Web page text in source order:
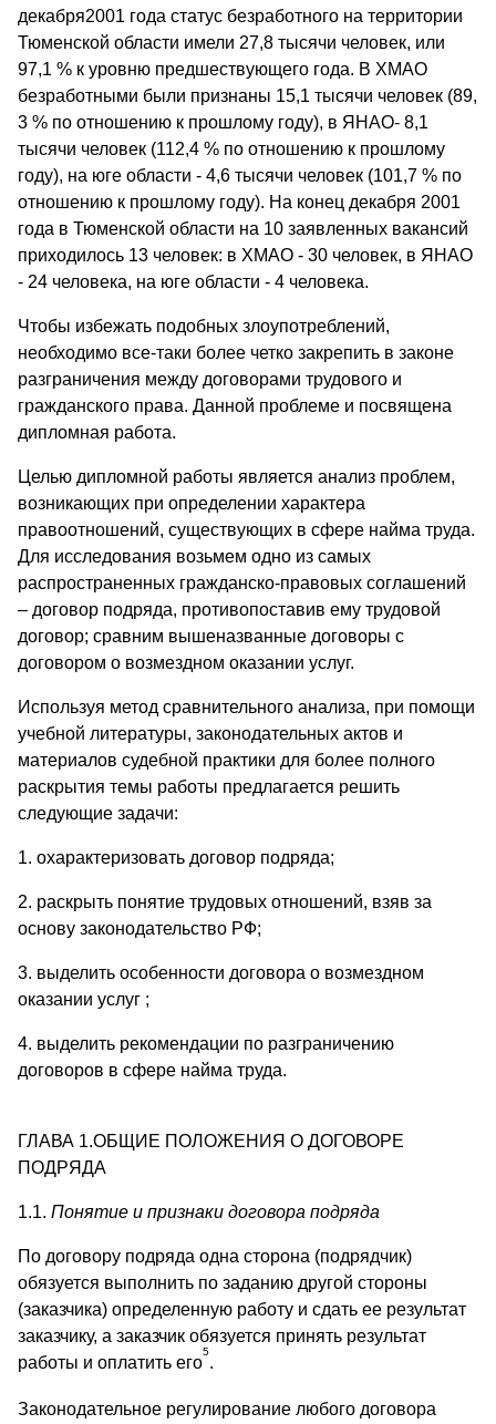
декабря2001 года статус безработного на территории
Тюменской области имели 27,8 тысячи человек, или
97,1 % к уровню предшествующего года. В ХМАО
безработными были признаны 15,1 тысячи человек (89,
3 % по отношению к прошлому году), в ЯНАО- 8,1
тысячи человек (112,4 % по отношению к прошлому
году), на юге области - 4,6 тысячи человек (101,7 % по
отношению к прошлому году). На конец декабря 2001
года в Тюменской области на 10 заявленных вакансий
приходилось 13 человек: в ХМАО - 30 человек, в ЯНАО
- 24 человека, на юге области - 4 человека.
Чтобы избежать подобных злоупотреблений,
необходимо все-таки более четко закрепить в законе
разграничения между договорами трудового и
гражданского права. Данной проблеме и посвящена
дипломная работа.
Целью дипломной работы является анализ проблем,
возникающих при определении характера
правоотношений, существующих в сфере найма труда.
Для исследования возьмем одно из самых
распространенных гражданско-правовых соглашений
– договор подряда, противопоставив ему трудовой
договор; сравним вышеназванные договоры с
договором о возмездном оказании услуг.
Используя метод сравнительного анализа, при помощи
учебной литературы, законодательных актов и
материалов судебной практики для более полного
раскрытия темы работы предлагается решить
следующие задачи:
1. охарактеризовать договор подряда;
2. раскрыть понятие трудовых отношений, взяв за
основу законодательство РФ;
3. выделить особенности договора о возмездном
оказании услуг ;
4. выделить рекомендации по разграничению
договоров в сфере найма труда.
ГЛАВА 1.ОБЩИЕ ПОЛОЖЕНИЯ О ДОГОВОРЕ
ПОДРЯДА
1.1. Понятие и признаки договора подряда
По договору подряда одна сторона (подрядчик)
обязуется выполнить по заданию другой стороны
(заказчика) определенную работу и сдать ее результат
заказчику, а заказчик обязуется принять результат
работы и оплатить его
5
.
Законодательное регулирование любого договора